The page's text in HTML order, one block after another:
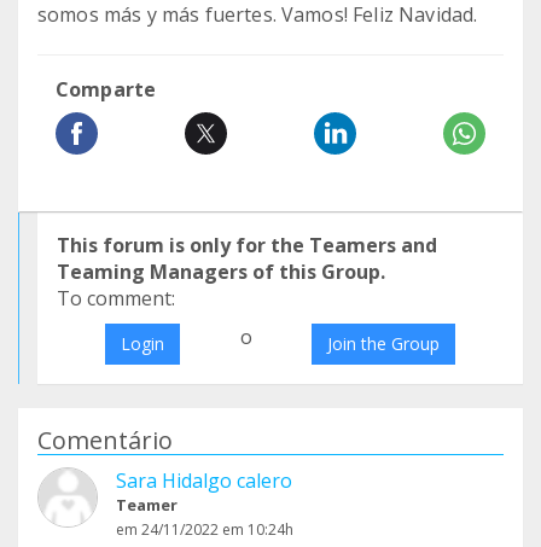
somos más y más fuertes. Vamos! Feliz Navidad.
Comparte
This forum is only for the Teamers and
Teaming Managers of this Group.
To comment:
Login o Join the Group
Comentário
Sara Hidalgo calero
Teamer
em 24/11/2022 em 10:24h